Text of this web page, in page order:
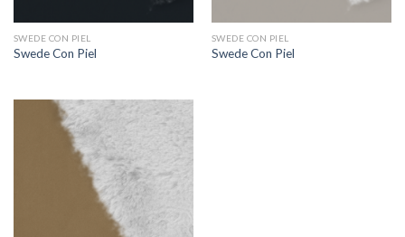
SWEDE CON PIEL
Swede Con Piel
SWEDE CON PIEL
Swede Con Piel